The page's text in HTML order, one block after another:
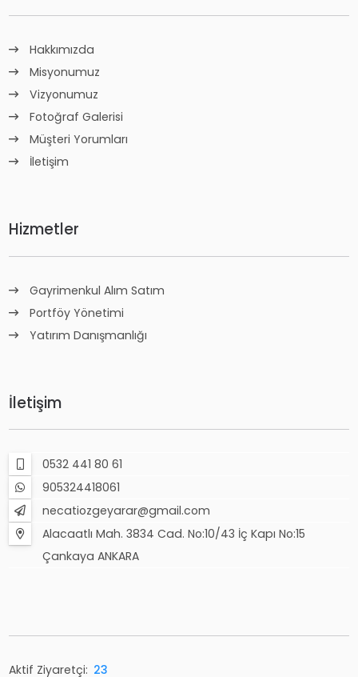
Hakkımızda
Misyonumuz
Vizyonumuz
Fotoğraf Galerisi
Müşteri Yorumları
İletişim
Hizmetler
Gayrimenkul Alım Satım
Portföy Yönetimi
Yatırım Danışmanlığı
İletişim
0532 441 80 61
905324418061
necatiozgeyarar@gmail.com
Alacaatlı Mah. 3834 Cad. No:10/43 İç Kapı No:15
Çankaya ANKARA
Aktif Ziyaretçi: 23